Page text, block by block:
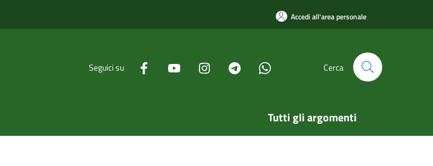
Accedi all'area personale
Seguici su Cerca
Tutti gli argomenti